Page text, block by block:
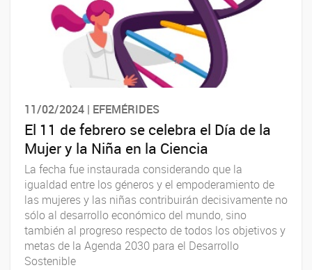
11/02/2024 | EFEMÉRIDES
El 11 de febrero se celebra el Día de la
Mujer y la Niña en la Ciencia
La fecha fue instaurada considerando que la
igualdad entre los géneros y el empoderamiento de
las mujeres y las niñas contribuirán decisivamente no
sólo al desarrollo económico del mundo, sino
también al progreso respecto de todos los objetivos y
metas de la Agenda 2030 para el Desarrollo
Sostenible